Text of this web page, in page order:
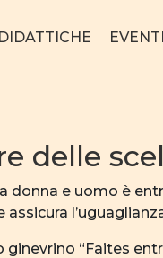
EVENTI
delle
donna e uomo è
ginevrino “Faites